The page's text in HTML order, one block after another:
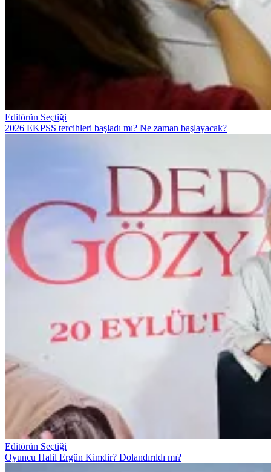
Editörün Seçtiği
2026 EKPSS tercihleri başladı mı? Ne zaman başlayacak?
Editörün Seçtiği
Oyuncu Halil Ergün Kimdir? Dolandırıldı mı?